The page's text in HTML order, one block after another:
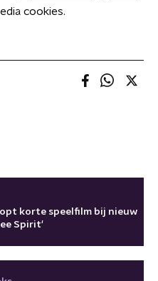
cookies.
korte speelfilm bij nieuw
Spirit'